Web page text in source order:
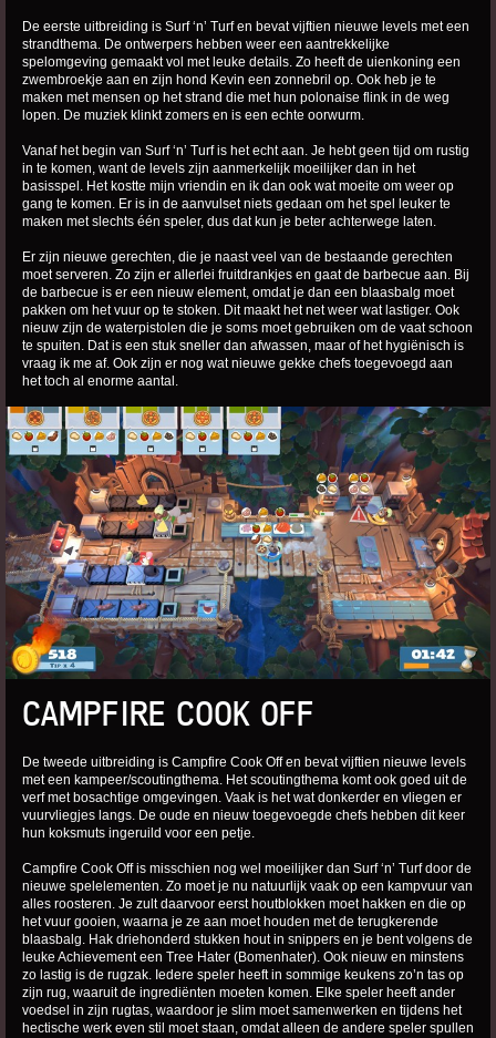
De eerste uitbreiding is Surf ‘n’ Turf en bevat vijftien nieuwe levels met een
strandthema. De ontwerpers hebben weer een aantrekkelijke
spelomgeving gemaakt vol met leuke details. Zo heeft de uienkoning een
zwembroekje aan en zijn hond Kevin een zonnebril op. Ook heb je te
maken met mensen op het strand die met hun polonaise flink in de weg
lopen. De muziek klinkt zomers en is een echte oorwurm.
Vanaf het begin van Surf ‘n’ Turf is het echt aan. Je hebt geen tijd om rustig
in te komen, want de levels zijn aanmerkelijk moeilijker dan in het
basisspel. Het kostte mijn vriendin en ik dan ook wat moeite om weer op
gang te komen. Er is in de aanvulset niets gedaan om het spel leuker te
maken met slechts één speler, dus dat kun je beter achterwege laten.
Er zijn nieuwe gerechten, die je naast veel van de bestaande gerechten
moet serveren. Zo zijn er allerlei fruitdrankjes en gaat de barbecue aan. Bij
de barbecue is er een nieuw element, omdat je dan een blaasbalg moet
pakken om het vuur op te stoken. Dit maakt het net weer wat lastiger. Ook
nieuw zijn de waterpistolen die je soms moet gebruiken om de vaat schoon
te spuiten. Dat is een stuk sneller dan afwassen, maar of het hygiënisch is
vraag ik me af. Ook zijn er nog wat nieuwe gekke chefs toegevoegd aan
het toch al enorme aantal.
CAMPFIRE COOK OFF
De tweede uitbreiding is Campfire Cook Off en bevat vijftien nieuwe levels
met een kampeer/scoutingthema. Het scoutingthema komt ook goed uit de
verf met bosachtige omgevingen. Vaak is het wat donkerder en vliegen er
vuurvliegjes langs. De oude en nieuw toegevoegde chefs hebben dit keer
hun koksmuts ingeruild voor een petje.
Campfire Cook Off is misschien nog wel moeilijker dan Surf ‘n’ Turf door de
nieuwe spelelementen. Zo moet je nu natuurlijk vaak op een kampvuur van
alles roosteren. Je zult daarvoor eerst houtblokken moet hakken en die op
het vuur gooien, waarna je ze aan moet houden met de terugkerende
blaasbalg. Hak driehonderd stukken hout in snippers en je bent volgens de
leuke Achievement een Tree Hater (Bomenhater). Ook nieuw en minstens
zo lastig is de rugzak. Iedere speler heeft in sommige keukens zo’n tas op
zijn rug, waaruit de ingrediënten moeten komen. Elke speler heeft ander
voedsel in zijn rugtas, waardoor je slim moet samenwerken en tijdens het
hectische werk even stil moet staan, omdat alleen de andere speler spullen